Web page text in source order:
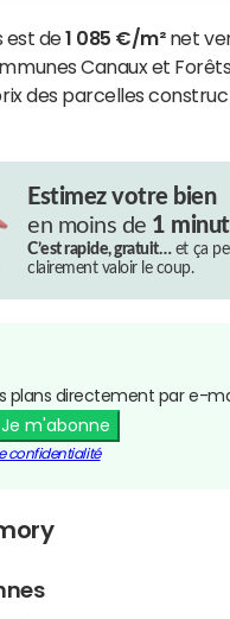
est de1 085 €/m²net
Canaux et
des parcelles
Estimez votre bien
en moins de 1
C’est rapide, gratuit…et ça
clairement valoir le coup.
plans directement par e-
Je m'abonne
confidentialité